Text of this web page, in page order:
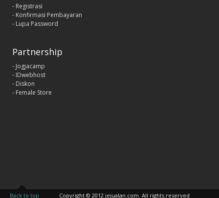
- Registrasi
- Konfirmasi Pembayaran
- Lupa Password
Partnership
- Jogjacamp
- IDwebhost
- Diskon
- Female Store
Back to top Copyright © 2012 jejualan.com. All rights reserved